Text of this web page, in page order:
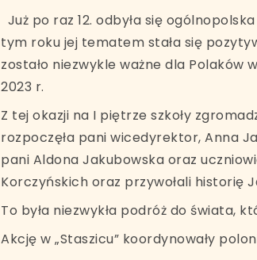
Już po raz 12. odbyła się
tym roku jej tematem stała się
zostało niezwykle ważne dla
2023 r.
Z tej okazji na I piętrze szkoły
rozpoczęła pani wicedyrektor, Anna
pani Aldona Jakubowska oraz
Korczyńskich oraz przywołali historię
To była niezwykła podróż do świata,
Akcję w „Staszicu” koordynowały